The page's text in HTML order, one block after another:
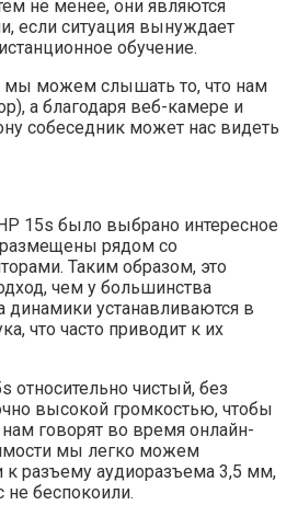
не менее, они являются
если ситуация вынуждает
обучение.
мы можем слышать то, что нам
а благодаря веб-камере и
собеседник может нас видеть
15s было выбрано интересное
рядом со
Таким образом, это
чем у большинства
динамики устанавливаются в
что часто приводит к их
относительно чистый, без
высокой громкостью, чтобы
говорят во время онлайн-
мы легко можем
разъему аудиоразъема 3,5 мм,
не беспокоили.